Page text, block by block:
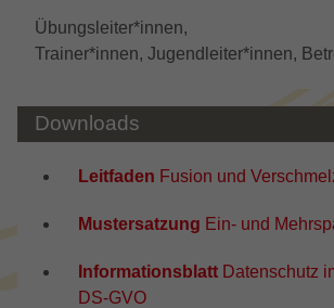
Übungsleiter*innen,
Trainer*innen, Jugendleiter*innen,
Downloads
Leitfaden Fusion und
Mustersatzung Ein- und
Informationsblatt Datenschutz
DS-GVO